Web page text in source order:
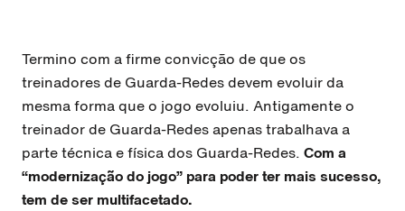
Termino com a firme convicção de que os
treinadores de Guarda-Redes devem evoluir da
mesma forma que o jogo evoluiu. Antigamente o
treinador de Guarda-Redes apenas trabalhava a
parte técnica e física dos Guarda-Redes. Com a
“modernização do jogo” para poder ter mais sucesso,
tem de ser multifacetado.